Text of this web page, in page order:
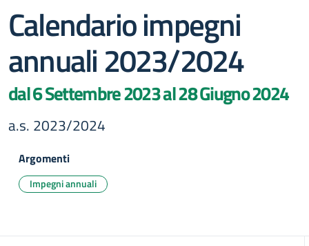
Calendario impegni
annuali 2023/2024
dal 6 Settembre 2023 al 28 Giugno 2024
a.s. 2023/2024
Argomenti
Impegni annuali